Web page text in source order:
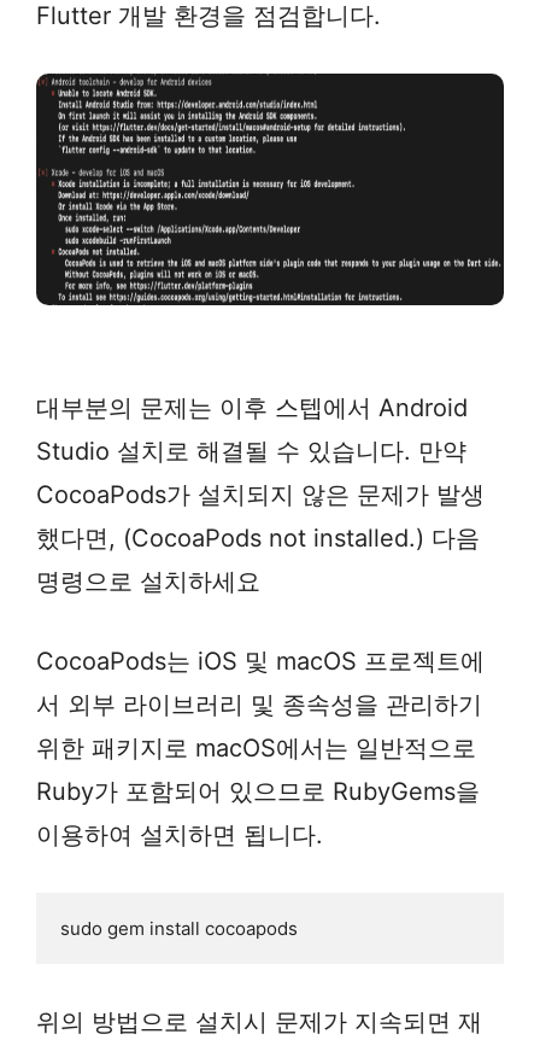
Flutter 개발 환경을 점검합니다.
대부분의 문제는 이후 스텝에서 Android
Studio 설치로 해결될 수 있습니다. 만약
CocoaPods가 설치되지 않은 문제가 발생
했다면, (CocoaPods not installed.) 다음
명령으로 설치하세요
CocoaPods는 iOS 및 macOS 프로젝트에
서 외부 라이브러리 및 종속성을 관리하기
위한 패키지로 macOS에서는 일반적으로
Ruby가 포함되어 있으므로 RubyGems을
이용하여 설치하면 됩니다.
sudo gem install cocoapods
위의 방법으로 설치시 문제가 지속되면 재